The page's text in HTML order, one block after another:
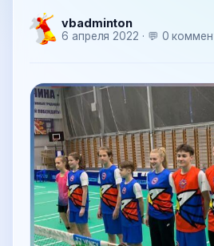
vbadminton
6 апреля 2022 · 💬 0